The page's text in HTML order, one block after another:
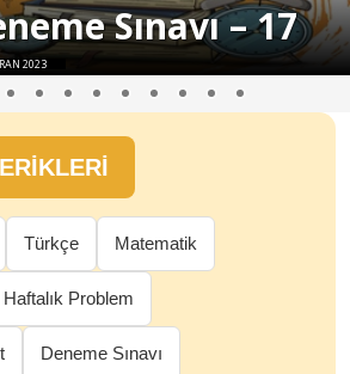
Sınavı – 17
2023
Türkçe Matematik
Haftalık Problem
Deneme Sınavı